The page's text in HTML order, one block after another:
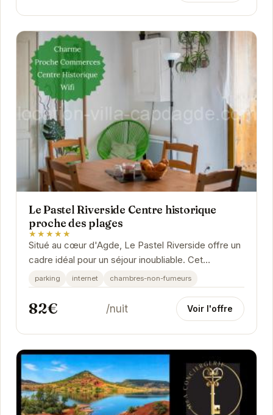
Le Pastel Riverside Centre historique
proche des plages
★★★★★
Situé au cœur d'Agde, Le Pastel Riverside offre un
cadre idéal pour un séjour inoubliable. Cet
appartement moderne et élégant est parfait pour...
parking internet chambres-non-fumeurs
82€ /nuit Voir l'offre